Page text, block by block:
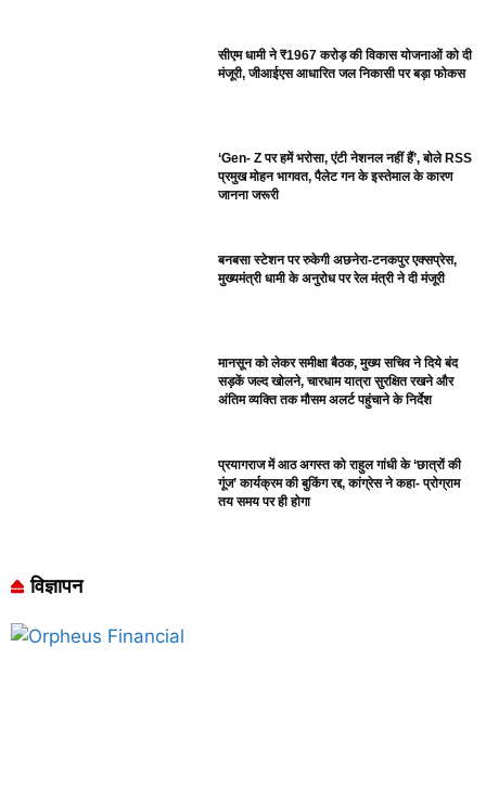
सीएम धामी ने ₹1967 करोड़ की विकास योजनाओं को दी
मंजूरी, जीआईएस आधारित जल निकासी पर बड़ा फोकस
‘Gen- Z पर हमें भरोसा, एंटी नेशनल नहीं हैं’, बोले RSS
प्रमुख मोहन भागवत, पैलेट गन के इस्तेमाल के कारण
जानना जरूरी
बनबसा स्टेशन पर रुकेगी अछनेरा-टनकपुर एक्सप्रेस,
मुख्यमंत्री धामी के अनुरोध पर रेल मंत्री ने दी मंजूरी
मानसून को लेकर समीक्षा बैठक, मुख्य सचिव ने दिये बंद
सड़कें जल्द खोलने, चारधाम यात्रा सुरक्षित रखने और
अंतिम व्यक्ति तक मौसम अलर्ट पहुंचाने के निर्देश
प्रयागराज में आठ अगस्त को राहुल गांधी के ‘छात्रों की
गूंज’ कार्यक्रम की बुकिंग रद्द, कांग्रेस ने कहा- प्रोग्राम
तय समय पर ही होगा
विज्ञापन